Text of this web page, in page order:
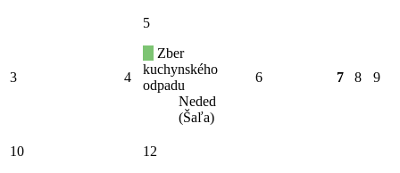
3 4
5
Zber
kuchynského
odpadu
Neded
(Šaľa)
6 7 8 9
10
12